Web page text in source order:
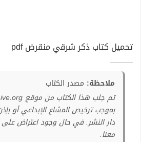
تحميل كتاب ذكر شرقي منقرض pdf
ملاحظة: مصدر الكتاب
بموجب ترخيص المشاع الإبداعي أو
دار النشر. في حال وجود اعتراض على
معنا.